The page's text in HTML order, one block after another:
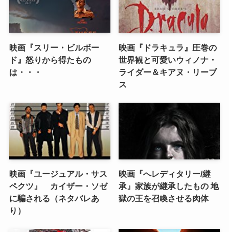
映画『スリー・ビルボー
ド』怒りから得たもの
は・・・
映画『ドラキュラ』圧巻の
世界観と可愛いウィノナ・
ライダー＆キアヌ・リーブ
ス
映画『ユージュアル・サス
ペクツ』 カイザー・ソゼ
に騙される（ネタバレあ
り）
映画『へレディタリー/継
承』家族が継承したもの 地
獄の王を召喚させる肉体